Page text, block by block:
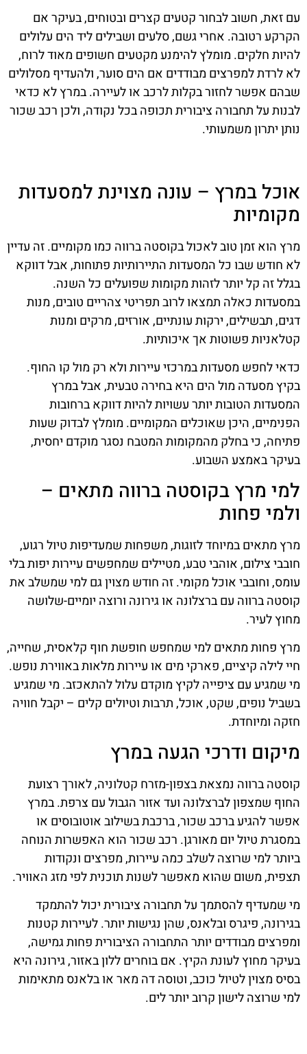
עם זאת, חשוב לבחור קטעים קצרים ובטוחים, בעיקר אם
הקרקע רטובה. אחרי גשם, סלעים ושבילים ליד הים עלולים
להיות חלקים. מומלץ להימנע מקטעים חשופים מאוד לרוח,
לא לרדת למפרצים מבודדים אם הים סוער, ולהעדיף מסלולים
שבהם אפשר לחזור בקלות לרכב או לעיירה. במרץ לא כדאי
לבנות על תחבורה ציבורית תכופה בכל נקודה, ולכן רכב שכור
נותן יתרון משמעותי.
אוכל במרץ – עונה מצוינת למסעדות
מקומיות
מרץ הוא זמן טוב לאכול בקוסטה ברווה כמו מקומיים. זה עדיין
לא חודש שבו כל המסעדות התיירותיות פתוחות, אבל דווקא
בגלל זה קל יותר לזהות מקומות שפועלים כל השנה.
במסעדות כאלה תמצאו לרוב תפריטי צהריים טובים, מנות
דגים, תבשילים, ירקות עונתיים, אורזים, מרקים ומנות
קטלאניות פשוטות אך איכותיות.
כדאי לחפש מסעדות במרכזי עיירות ולא רק מול קו החוף.
בקיץ מסעדה מול הים היא בחירה טבעית, אבל במרץ
המסעדות הטובות יותר עשויות להיות דווקא ברחובות
הפנימיים, היכן שאוכלים המקומיים. מומלץ לבדוק שעות
פתיחה, כי בחלק מהמקומות המטבח נסגר מוקדם יחסית,
בעיקר באמצע השבוע.
למי מרץ בקוסטה ברווה מתאים –
ולמי פחות
מרץ מתאים במיוחד לזוגות, משפחות שמעדיפות טיול רגוע,
חובבי צילום, אוהבי טבע, מטיילים שמחפשים עיירות יפות בלי
עומס, וחובבי אוכל מקומי. זה חודש מצוין גם למי שמשלב את
קוסטה ברווה עם ברצלונה או גירונה ורוצה יומיים-שלושה
מחוץ לעיר.
מרץ פחות מתאים למי שמחפש חופשת חוף קלאסית, שחייה,
חיי לילה קיציים, פארקי מים או עיירות מלאות באווירת נופש.
מי שמגיע עם ציפייה לקיץ מוקדם עלול להתאכזב. מי שמגיע
בשביל נופים, שקט, אוכל, תרבות וטיולים קלים – יקבל חוויה
חזקה ומיוחדת.
מיקום ודרכי הגעה במרץ
קוסטה ברווה נמצאת בצפון-מזרח קטלוניה, לאורך רצועת
החוף שמצפון לברצלונה ועד אזור הגבול עם צרפת. במרץ
אפשר להגיע ברכב שכור, ברכבת בשילוב אוטובוסים או
במסגרת טיול יום מאורגן. רכב שכור הוא האפשרות הנוחה
ביותר למי שרוצה לשלב כמה עיירות, מפרצים ונקודות
תצפית, משום שהוא מאפשר לשנות תוכנית לפי מזג האוויר.
מי שמעדיף להסתמך על תחבורה ציבורית יכול להתמקד
בגירונה, פיגרס ובלאנס, שהן נגישות יותר. לעיירות קטנות
ומפרצים מבודדים יותר התחבורה הציבורית פחות גמישה,
בעיקר מחוץ לעונת הקיץ. אם בוחרים ללון באזור, גירונה היא
בסיס מצוין לטיול כוכב, וטוסה דה מאר או בלאנס מתאימות
למי שרוצה לישון קרוב יותר לים.